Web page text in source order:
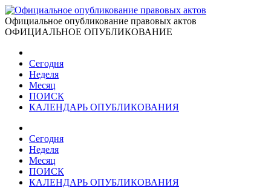
Официальное опубликование правовых актов
ОФИЦИАЛЬНОЕ ОПУБЛИКОВАНИЕ
Сегодня
Неделя
Месяц
ПОИСК
КАЛЕНДАРЬ ОПУБЛИКОВАНИЯ
Сегодня
Неделя
Месяц
ПОИСК
КАЛЕНДАРЬ ОПУБЛИКОВАНИЯ